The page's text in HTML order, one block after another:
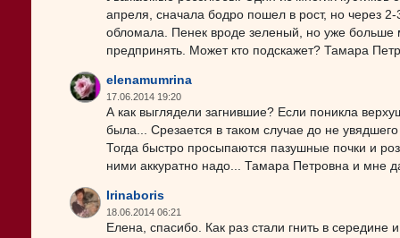
апреля, сначала бодро пошел в рост, но через
обломала. Пенек вроде зеленый, но уже больше
предпринять. Может кто подскажет? Тамара
elenamumrina
17.06.2014 19:20
А как выглядели загнившие? Если поникла
была... Срезается в таком случае до не
Тогда быстро просыпаются пазушные почки и
ними аккуратно надо... Тамара Петровна и мне
Irinaboris
18.06.2014 06:21
Елена, спасибо. Как раз стали гнить в